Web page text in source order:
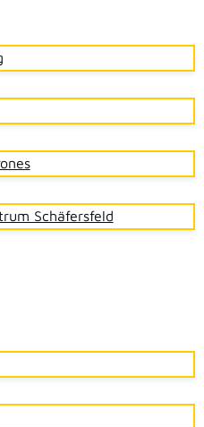
Schäfersfeld